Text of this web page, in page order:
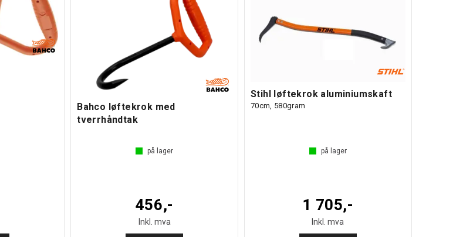
Bahco løftekrok med
tverrhåndtak
på lager
456,-
Inkl. mva
Stihl løftekrok aluminiumskaft
70cm, 580gram
på lager
1 705,-
Inkl. mva